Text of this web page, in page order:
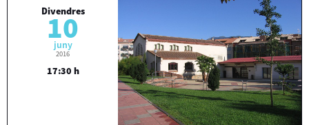
Divendres
10
juny
2016
17:30 h